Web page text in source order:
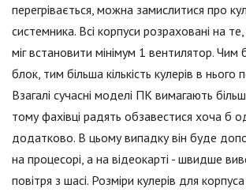
перегрівається, можна замислитися про
системника. Всі корпуси розраховані на
міг встановити мінімум 1 вентилятор. Чим
блок, тим більша кількість кулерів в нього
Взагалі сучасні моделі ПК вимагають
тому фахівці радять обзавестися хоча б
додатково. В цьому випадку він буде
на процесорі, а на відеокарті - швидше
повітря з шасі. Розміри кулерів для